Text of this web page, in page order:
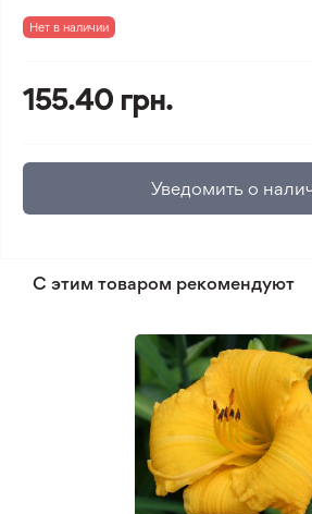
Нет в наличии
155.40 грн.
Уведомить о
С этим товаром рекомендуют